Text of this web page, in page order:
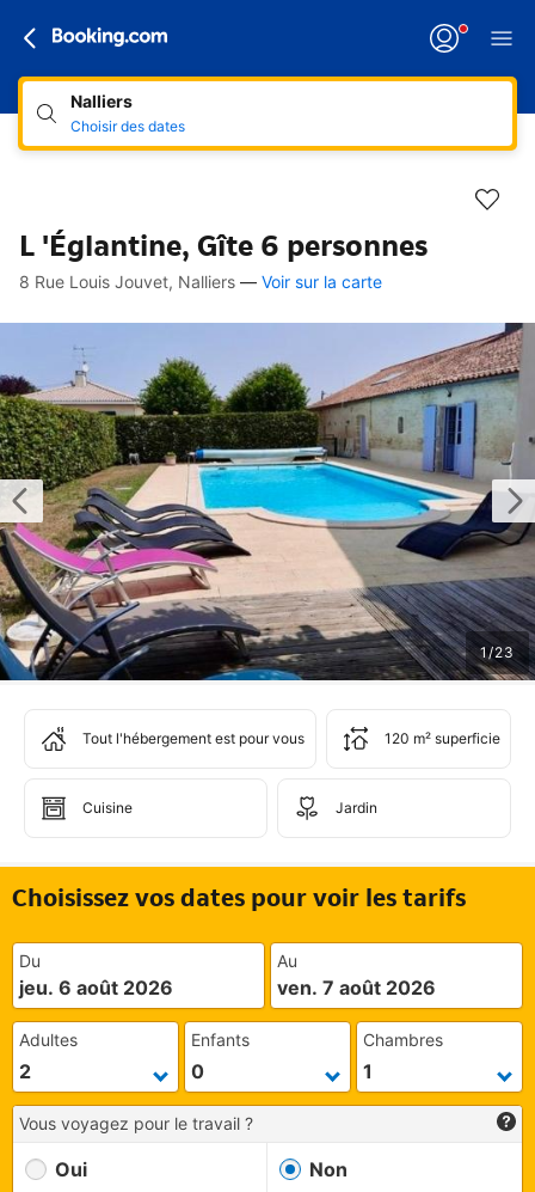
Nalliers
Choisir des dates
L 'Églantine, Gîte 6 personnes
Accès rapides
Aller à la description
Aller aux équipements
Aller aux hébergements
Aller aux conditions
8 Rue Louis Jouvet, Nalliers — Voir sur la carte
1/23
Tout l'hébergement est pour vous 120 m² superficie
Cuisine Jardin
Choisissez vos dates pour voir les tarifs
Du
jeu. 6 août 2026
Au
ven. 7 août 2026
Adultes Enfants Chambres
Vous voyagez pour le travail ?
Oui Non